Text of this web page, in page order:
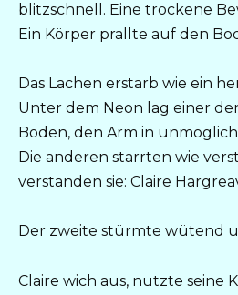
blitzschnell. Eine trockene
Ein Körper prallte auf den
Das Lachen erstarb wie ein
Unter dem Neon lag einer
Boden, den Arm in
Die anderen starrten wie
verstanden sie: Claire
Der zweite stürmte wütend
Claire wich aus, nutzte seine